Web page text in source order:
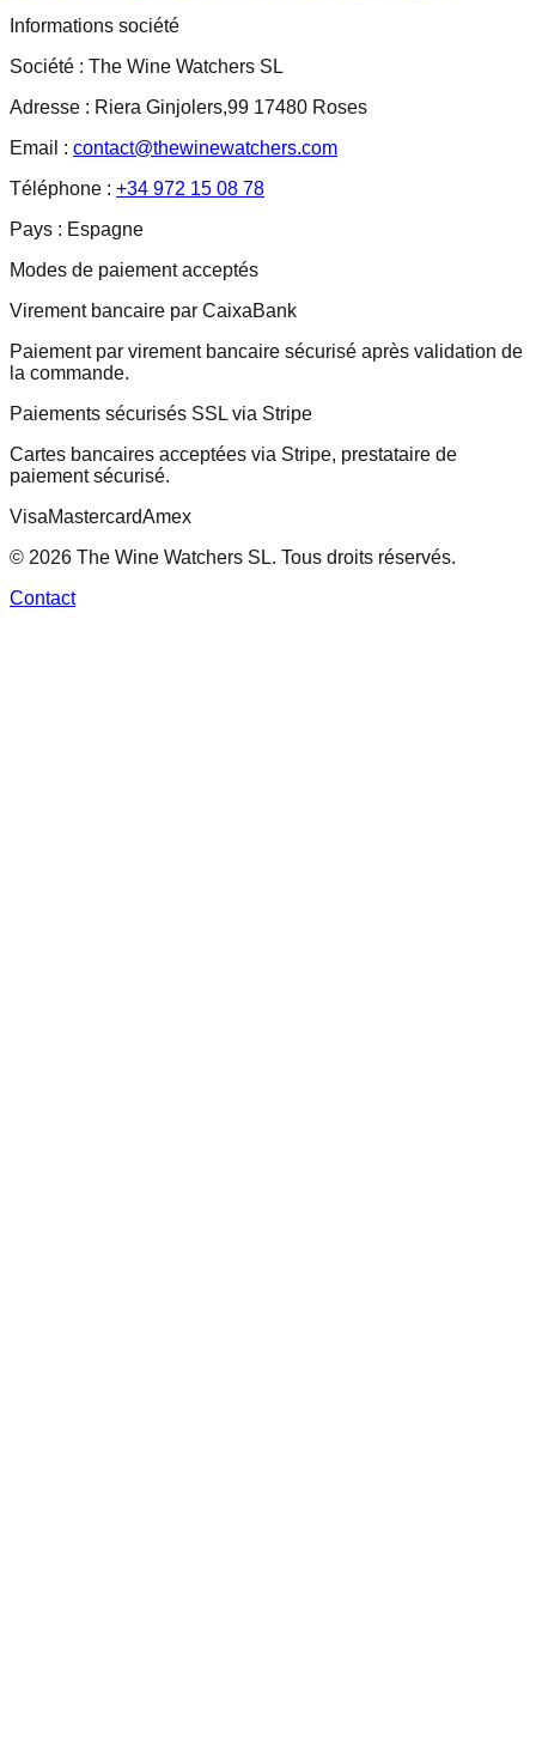
Informations société
Société : The Wine Watchers SL
Adresse : Riera Ginjolers,99 17480 Roses
Email : contact@thewinewatchers.com
Téléphone : +34 972 15 08 78
Pays : Espagne
Modes de paiement acceptés
Virement bancaire par CaixaBank
Paiement par virement bancaire sécurisé après validation de
la commande.
Paiements sécurisés SSL via Stripe
Cartes bancaires acceptées via Stripe, prestataire de
paiement sécurisé.
VisaMastercardAmex
© 2026 The Wine Watchers SL. Tous droits réservés.
Contact